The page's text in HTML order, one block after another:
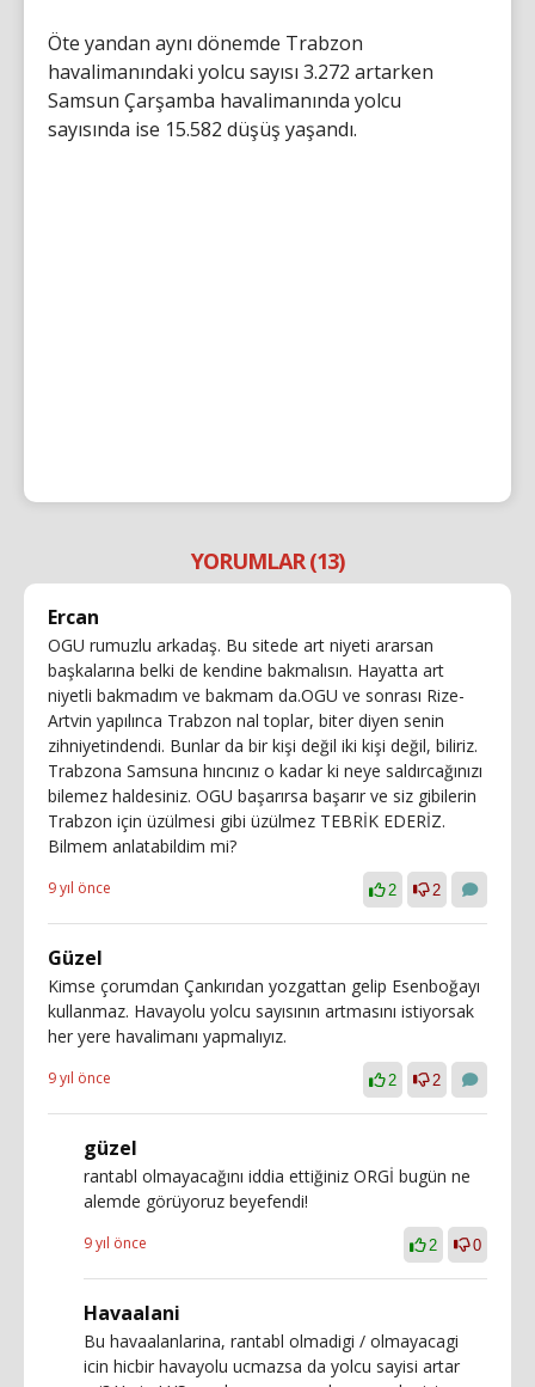
Öte yandan aynı dönemde Trabzon
havalimanındaki yolcu sayısı 3.272 artarken
Samsun Çarşamba havalimanında yolcu
sayısında ise 15.582 düşüş yaşandı.
YORUMLAR (13)
Ercan
OGU rumuzlu arkadaş. Bu sitede art niyeti ararsan
başkalarına belki de kendine bakmalısın. Hayatta art
niyetli bakmadım ve bakmam da.OGU ve sonrası Rize-
Artvin yapılınca Trabzon nal toplar, biter diyen senin
zihniyetindendi. Bunlar da bir kişi değil iki kişi değil, biliriz.
Trabzona Samsuna hıncınız o kadar ki neye saldırcağınızı
bilemez haldesiniz. OGU başarırsa başarır ve siz gibilerin
Trabzon için üzülmesi gibi üzülmez TEBRİK EDERİZ.
Bilmem anlatabildim mi?
9 yıl önce 2 2
Güzel
Kimse çorumdan Çankırıdan yozgattan gelip Esenboğayı
kullanmaz. Havayolu yolcu sayısının artmasını istiyorsak
her yere havalimanı yapmalıyız.
9 yıl önce 2 2
güzel
rantabl olmayacağını iddia ettiğiniz ORGİ bugün ne
alemde görüyoruz beyefendi!
9 yıl önce 2 0
Havaalani
Bu havaalanlarina, rantabl olmadigi / olmayacagi
icin hicbir havayolu ucmazsa da yolcu sayisi artar